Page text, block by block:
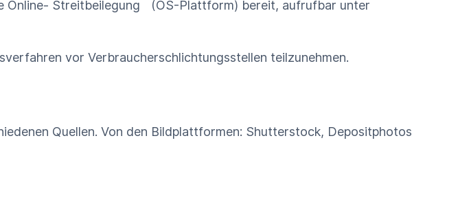
Online- Streitbeilegung (OS-Plattform) bereit, aufrufbar unter
vor Verbraucherschlichtungsstellen teilzunehmen.
Quellen. Von den Bildplattformen: Shutterstock, Depositphotos